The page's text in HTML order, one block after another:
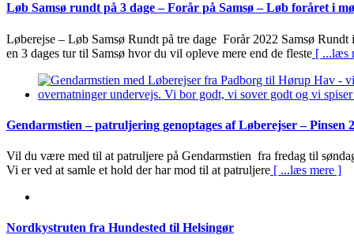
Løb Samsø rundt på 3 dage – Forår på Samsø – Løb foråret i
Løberejse – Løb Samsø Rundt på tre dage Forår 2022 Samsø
en 3 dages tur til Samsø hvor du vil opleve mere end de fleste [ ...læs
Gendarmstien – patruljering genoptages af Løberejser – Pinsen
Vil du være med til at patruljere på Gendarmstien fra fredag til
Vi er ved at samle et hold der har mod til at patruljere [ ...læs mere ]
Nordkystruten fra Hundested til Helsingør